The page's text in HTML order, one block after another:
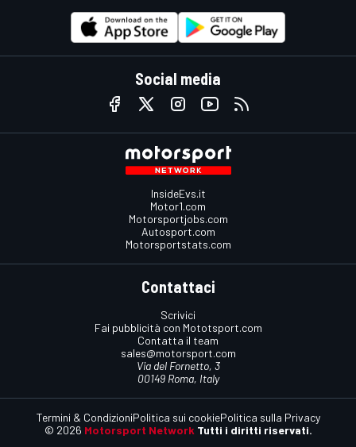
Social media
InsideEvs.it
Motor1.com
Motorsportjobs.com
Autosport.com
Motorsportstats.com
Contattaci
Scrivici
Fai pubblicità con Mototsport.com
Contatta il team
sales@motorsport.com
Via del Fornetto, 3
00149 Roma, Italy
© 2026 Motorsport Network Tutti i diritti riservati.
Termini & CondizioniPolitica sui cookiePolitica sulla Privacy